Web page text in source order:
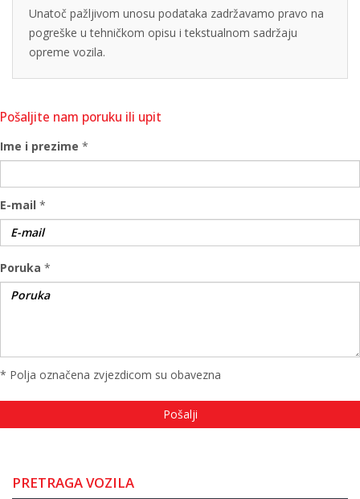
Unatoč pažljivom unosu podataka zadržavamo pravo na
pogreške u tehničkom opisu i tekstualnom sadržaju
opreme vozila.
Pošaljite nam poruku ili upit
Ime i prezime *
E-mail *
Poruka *
* Polja označena zvjezdicom su obavezna
PRETRAGA VOZILA